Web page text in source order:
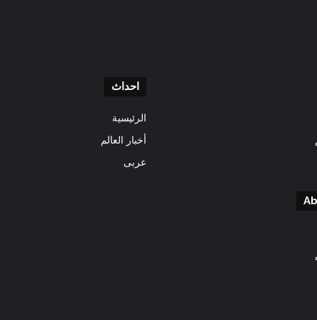
احداث
الرئيسية
أخبار العالم
عربى